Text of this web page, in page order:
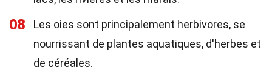
08
Les oies sont principalement herbivores, se
nourrissant de plantes aquatiques, d'herbes et
de céréales.